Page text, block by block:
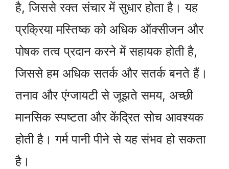
है, जिससे रक्त संचार में सुधार होता है। यह
प्रक्रिया मस्तिष्क को अधिक ऑक्सीजन और
पोषक तत्व प्रदान करने में सहायक होती है,
जिससे हम अधिक सतर्क और सतर्क बनते हैं।
तनाव और एंग्जायटी से जूझते समय, अच्छी
मानसिक स्पष्टता और केंद्रित सोच आवश्यक
होती है। गर्म पानी पीने से यह संभव हो सकता
है।